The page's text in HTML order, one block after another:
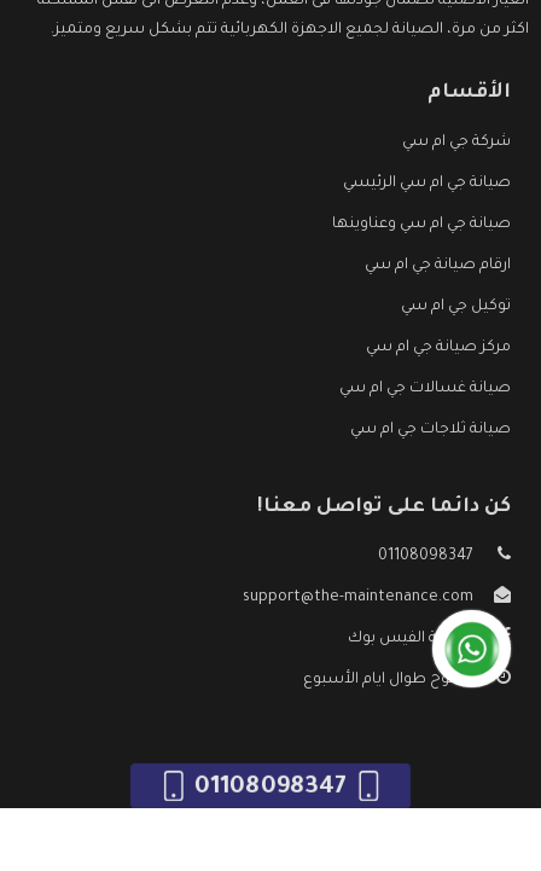
اكثر من مرة، الصيانة لجميع الاجهزة الكهربائية تتم بشكل سريع ومتميز.
الأقسام
شركة جي ام سي
صيانة جي ام سي الرئيسي
صيانة جي ام سي وعناوينها
ارقام صيانة جي ام سي
توكيل جي ام سي
مركز صيانة جي ام سي
صيانة غسالات جي ام سي
صيانة ثلاجات جي ام سي
كن دائما على تواصل معنا!
01108098347
support@the-maintenance.com
صفحة الفيس بوك
مفتوح طوال ايام الأسبوع
01108098347